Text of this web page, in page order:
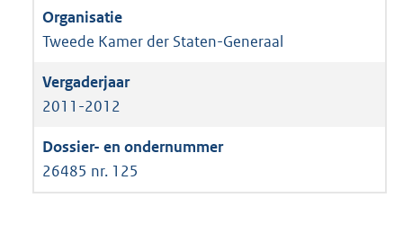
Tweede Kamer der Staten-Generaal
2011-2012
26485 nr. 125